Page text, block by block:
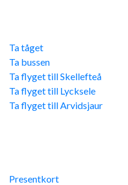
Ta tåget
Ta bussen
Ta flyget till Skellefteå
Ta flyget till Lycksele
Ta flyget till Arvidsjaur
Presentkort